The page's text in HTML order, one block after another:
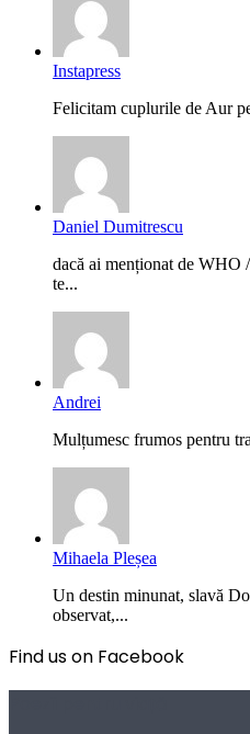
Instapress
Felicitam cuplurile de Aur
Daniel Dumitrescu
dacă ai menționat de WHO
te...
Andrei
Mulțumesc frumos pentru
Mihaela Pleșea
Un destin minunat, slavă
observat,...
Find us on Facebook